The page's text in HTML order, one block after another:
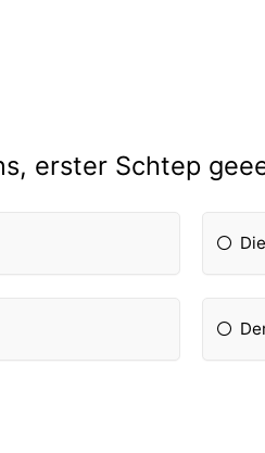
erster Schtep